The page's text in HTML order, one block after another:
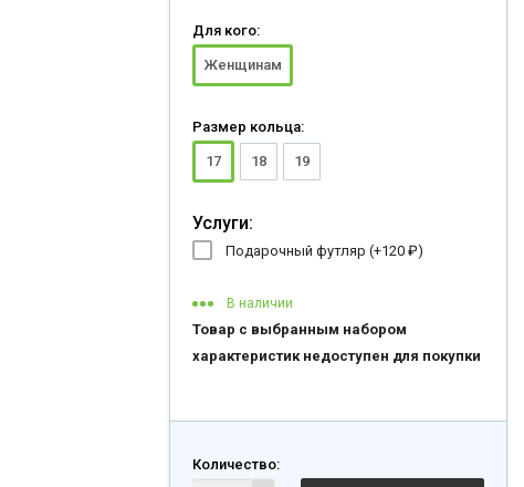
Для кого:
Женщинам
Размер кольца:
17 18 19
Услуги:
Подарочный футляр (+120 ₽)
В наличии
Товар с выбранным набором
характеристик недоступен для покупки
Количество: